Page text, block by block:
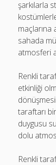
şarkılarla
maçlarına
sahada
atmosferi
Renkli
etkinliği
taraftarı
duygusu
dolu
Renkli